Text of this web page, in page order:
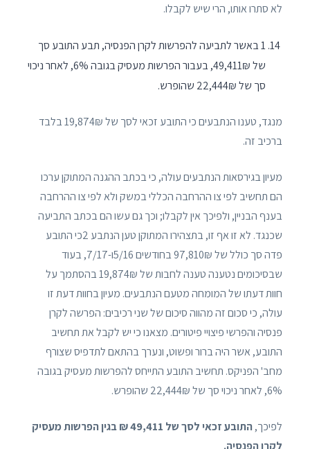
לא סתרו אותו, הרי שיש לקבלו.
1 באשר לתביעה להפרשות לקרן הפנסיה, תבע התובע סך
של 49,411₪, בעבור הפרשות מעסיק בגובה 6%, לאחר ניכוי
סך של 22,444₪ שהופרש.
מנגד, טענו הנתבעים כי התובע זכאי לסך של 19,874₪ בלבד
ברכיב זה.
מעיון בגירסאות הנתבעים עולה, כי בכתב ההגנה המתוקן ערכו
הם תחשיב לפי צו ההרחבה הכללי במשק ולא לפי צו ההרחבה
בענף הבניין, ולפיכך אין לקבלו; וכך גם עשו הם בכתב התביעה
שכנגד. לא זו אף זו, בתצהירו המתוקן טען הנתבע 2כי התובע
פדה סך כולל של 97,810₪ בחודשים 5/16ו-7/17, בעוד
שבסיכומים נטענה טענה לחבות של 19,874₪ בהסתמך על
חוות דעתו של המומחה מטעם הנתבעים. מעיון בחוות דעת זו
עולה, כי סכום זה מהווה סיכום של שני רכיבים: הפרשה לקרן
פנסיה והפרשי פיצויי פיטורים. מצאנו כי יש לקבל את תחשיב
התובע, אשר היה ברור ופשוט, ונערך בהתאם לתדפיס שצורף
מחב' הפניקס. תחשיב התובע התייחס להפרשות מעסיק בגובה
6%, לאחר ניכוי סך של 22,444₪ שהופרש.
לפיכך,
התובע זכאי לסך של 49,411 ₪ בגין הפרשות מעסיק
לקרן הפנסיה.